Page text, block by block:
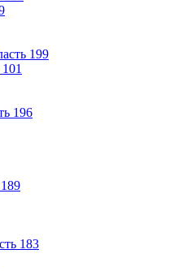
199
101
196
189
183